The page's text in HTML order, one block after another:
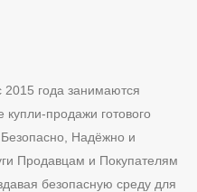
года занимаются
продажи готового
Надёжно и
Продавцам и Покупателям
безопасную среду для